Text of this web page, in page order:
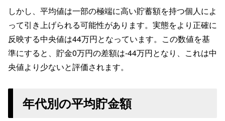
しかし、平均値は一部の極端に高い貯蓄額を持つ個人によ
って引き上げられる可能性があります。実態をより正確に
反映する中央値は44万円となっています。この数値を基
準にすると、貯金0万円の差額は-44万円となり、これは中
央値より少ないと評価されます。
年代別の平均貯金額